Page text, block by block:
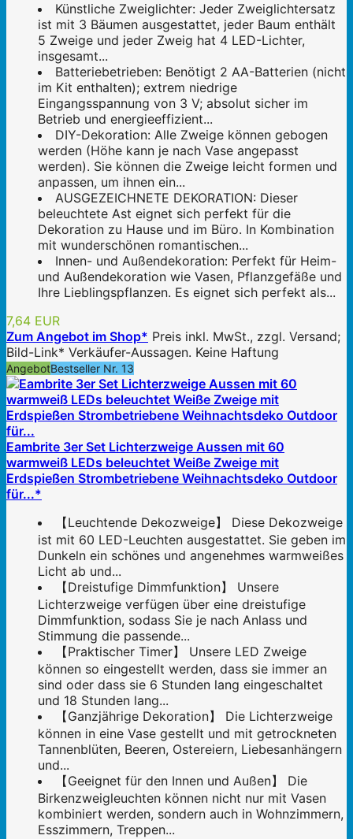
Künstliche Zweiglichter: Jeder Zweiglichtersatz
ist mit 3 Bäumen ausgestattet, jeder Baum enthält
5 Zweige und jeder Zweig hat 4 LED-Lichter,
insgesamt...
Batteriebetrieben: Benötigt 2 AA-Batterien (nicht
im Kit enthalten); extrem niedrige
Eingangsspannung von 3 V; absolut sicher im
Betrieb und energieeffizient...
DIY-Dekoration: Alle Zweige können gebogen
werden (Höhe kann je nach Vase angepasst
werden). Sie können die Zweige leicht formen und
anpassen, um ihnen ein...
AUSGEZEICHNETE DEKORATION: Dieser
beleuchtete Ast eignet sich perfekt für die
Dekoration zu Hause und im Büro. In Kombination
mit wunderschönen romantischen...
Innen- und Außendekoration: Perfekt für Heim-
und Außendekoration wie Vasen, Pflanzgefäße und
Ihre Lieblingspflanzen. Es eignet sich perfekt als...
7,64 EUR
Zum Angebot im Shop* Preis inkl. MwSt., zzgl. Versand;
Bild-Link* Verkäufer-Aussagen. Keine Haftung
AngebotBestseller Nr. 13
Eambrite 3er Set Lichterzweige Aussen mit 60
warmweiß LEDs beleuchtet Weiße Zweige mit
Erdspießen Strombetriebene Weihnachtsdeko Outdoor
für...*
【Leuchtende Dekozweige】 Diese Dekozweige
ist mit 60 LED-Leuchten ausgestattet. Sie geben im
Dunkeln ein schönes und angenehmes warmweißes
Licht ab und...
【Dreistufige Dimmfunktion】 Unsere
Lichterzweige verfügen über eine dreistufige
Dimmfunktion, sodass Sie je nach Anlass und
Stimmung die passende...
【Praktischer Timer】 Unsere LED Zweige
können so eingestellt werden, dass sie immer an
sind oder dass sie 6 Stunden lang eingeschaltet
und 18 Stunden lang...
【Ganzjährige Dekoration】 Die Lichterzweige
können in eine Vase gestellt und mit getrockneten
Tannenblüten, Beeren, Ostereiern, Liebesanhängern
und...
【Geeignet für den Innen und Außen】 Die
Birkenzweigleuchten können nicht nur mit Vasen
kombiniert werden, sondern auch in Wohnzimmern,
Esszimmern, Treppen...